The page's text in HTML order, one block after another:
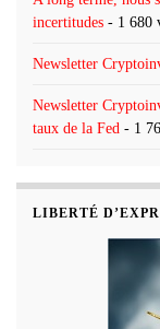
incertitudes - 1 680
Newsletter
Newsletter
taux de la Fed - 1
LIBERTÉ